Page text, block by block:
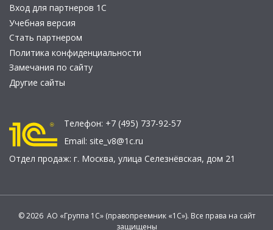
Вход для партнеров 1С
Учебная версия
Стать партнером
Политика конфиденциальности
Замечания по сайту
Другие сайты
Телефон: +7 (495) 737-92-57
Email: site_v8@1c.ru
Отдел продаж: г. Москва, улица Селезнёвская, дом 21
© 2026 АО «Группа 1С» (правопреемник «1С»). Все права на сайт
защищены